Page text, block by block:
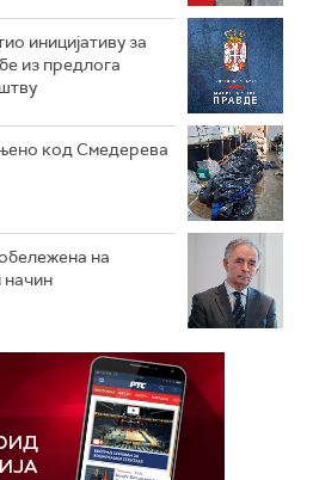
иницијативу за
из предлога
код Смедерева
на
начин